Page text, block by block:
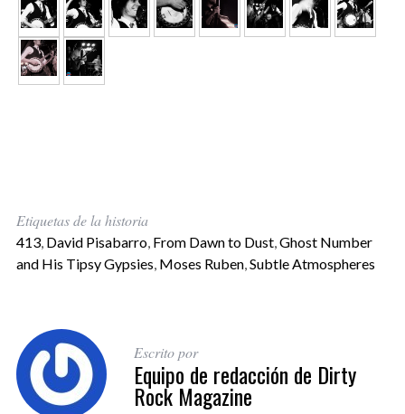
Etiquetas de la historia
413, David Pisabarro, From Dawn to Dust,Ghost Number
and His Tipsy Gypsies, Moses Ruben,Subtle Atmospheres
Escrito por
Equipo de redacción de Dirty
Rock Magazine